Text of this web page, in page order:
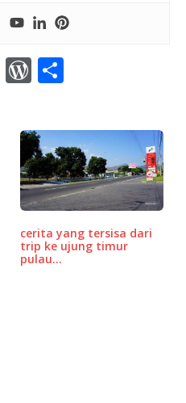
Li W
r
d
P
r
e
ss
ar
e
cerita yang tersisa dari
trip ke ujung timur
pulau…